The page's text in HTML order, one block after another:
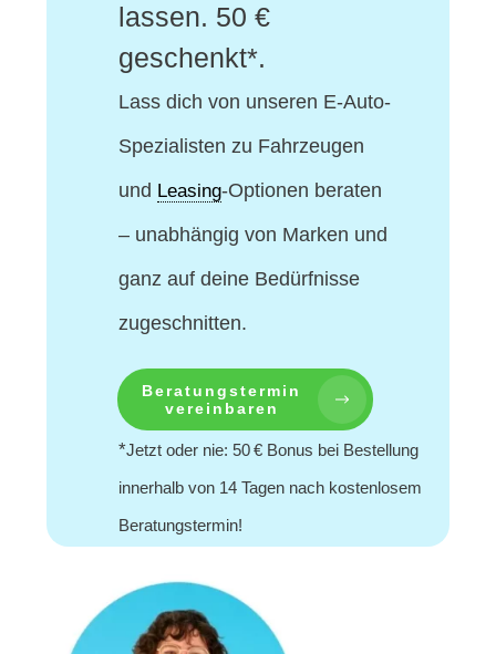
lassen. 50 €
geschenkt*.
Lass dich von unseren E-Auto-
Spezialisten zu Fahrzeugen
und Leasing-Optionen beraten
– unabhängig von Marken und
ganz auf deine Bedürfnisse
zugeschnitten.
Beratungstermin
vereinbaren
*Jetzt oder nie: 50 € Bonus bei Bestellung
innerhalb von 14 Tagen nach kostenlosem
Beratungstermin!